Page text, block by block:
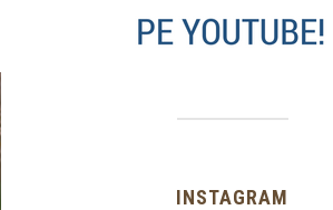
INSTAGRAM